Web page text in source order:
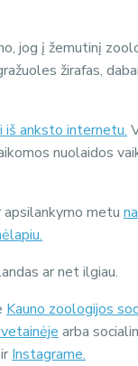
jog į žemutinį
žirafas,
anksto internetu.
nuolaidos
apsilankymo metu
ar net ilgiau.
Kauno zoologijos
arba
ir Instagrame.